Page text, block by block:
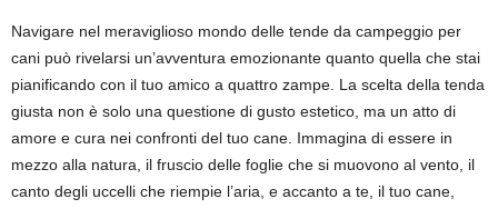
Navigare nel meraviglioso mondo delle tende da campeggio per
cani può rivelarsi un’avventura emozionante quanto quella che stai
pianificando con il tuo amico a quattro zampe. La scelta della tenda
giusta non è solo una questione di gusto estetico, ma un atto di
amore e cura nei confronti del tuo cane. Immagina di essere in
mezzo alla natura, il fruscio delle foglie che si muovono al vento, il
canto degli uccelli che riempie l’aria, e accanto a te, il tuo cane,